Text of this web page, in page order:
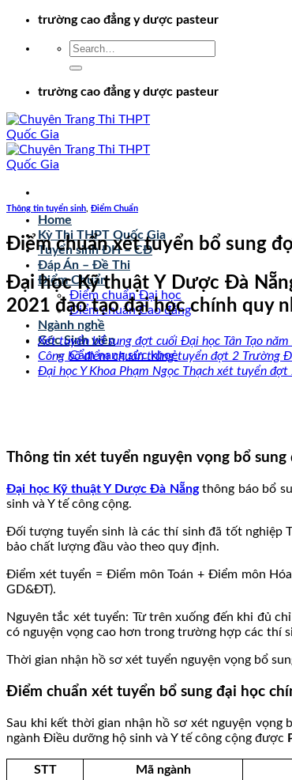
Chuyểntrường cao đẳng y dược pasteur
trường cao đẳng y dược pasteur
Home
Kỳ Thi THPT Quốc Gia
Tuyển sinh ĐH – CĐ
Đáp Án – Đề Thi
Điểm Chuẩn
Điểm chuẩn Đại học
Điểm chuẩn Cao đẳng
Ngành nghề
Góc Sinh viên
Cẩm nang sức khoẻ
Thông tin tuyển sinh Điểm Chuẩn
Điểm chuẩn xét tuyển bổ sung
Đại học Kỹ thuật Y Dược Đà
2021 đạo tạo đại học chính quy
Xét tuyển bổ sung đợt cuối Đại học Tân Tạo
Công bố điểm chuẩn trúng tuyển đợt 2 Trường
Đại học Y Khoa Phạm Ngọc Thạch xét tuyển
Thông tin xét tuyển nguyện vọng bổ
Đại học Kỹ thuật Y Dược Đà Nẵngthông báo bổ
sinh và Y tế công cộng.
Đối tượng tuyển sinh là các thí sinh đã tốt nghiệp
bảo chất lượng đầu vào theo quy định.
Điểm xét tuyển = Điểm môn Toán + Điểm môn
GD&ĐT).
Nguyên tắc xét tuyển: Từ trên xuống đến khi đủ
có nguyện vọng cao hơn trong trường hợp các thí
Thời gian nhận hồ sơ xét tuyển nguyện vọng bổ
Điểm chuẩn xét tuyển bổ sung đại học
Sau khi kết thời gian nhận hồ sơ xét nguyện
ngành Điều dưỡng hộ sinh và Y tế công cộng được
STT Mã ngành